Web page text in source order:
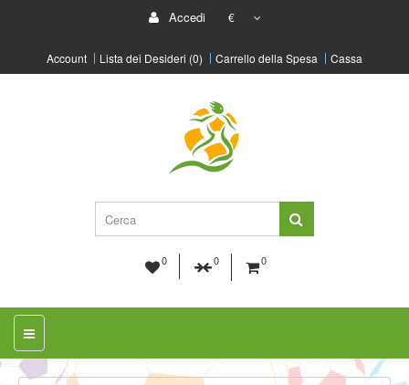
Accedi €
Account Lista dei Desideri (0) Carrello della Spesa Cassa
0 0 0